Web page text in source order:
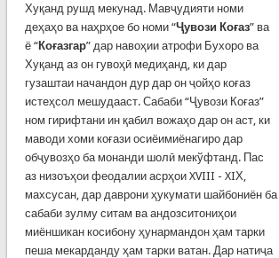
Хуқанд рушд мекунад. Мавҷудияти номи
деҳаҳо ва наҳрҳое бо номи “Ҷувози Коғаз” ва
ё “Коғазгар” дар навоҳии атрофи Бухоро ва
Хуқанд аз он гувоҳӣ медиҳанд, ки дар
гузаштаи начандон дур дар он ҷойҳо коғаз
истеҳсол мешудааст. Сабаби “Ҷувози Коғаз”
ном гирифтани ин қабил вожаҳо дар он аст, ки
маводи хоми коғази осиёимиё­нагиро дар
обҷувозҳо ба монанди шолӣ мекўфтанд. Пас
аз низоъҳои феодалии асрҳои XVIII - XIХ,
махсусан, дар даврони ҳукумати шайбониён ба
сабаби зулму ситам ва андозситониҳои
миёншикан косибону ҳунармандон ҳам тарки
пеша мекарданду ҳам тарки ватан. Дар натиҷа